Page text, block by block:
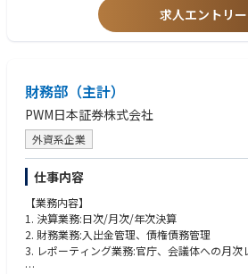
求人エントリー
財務部（主計）
PWM日本証券株式会社
外資系企業
仕事内容
【業務内容】
1. 決算業務:日次/月次/年次決算
2. 財務業務:入出金管理、債権債務管理
3. レポーティング業務:官庁、会議体への月次